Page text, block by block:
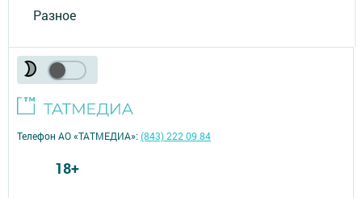
Разное
Телефон АО «ТАТМЕДИА»:(843) 222 09 84
18+